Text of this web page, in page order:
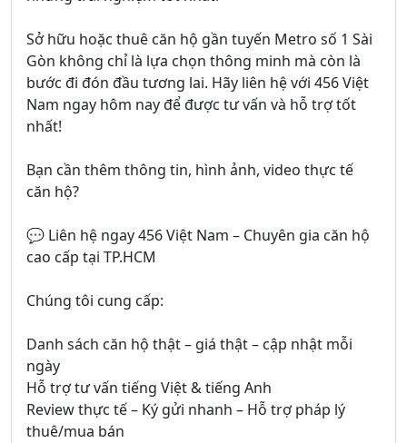
Sở hữu hoặc thuê căn hộ gần tuyến Metro số 1 Sài
Gòn không chỉ là lựa chọn thông minh mà còn là
bước đi đón đầu tương lai. Hãy liên hệ với 456 Việt
Nam ngay hôm nay để được tư vấn và hỗ trợ tốt
nhất!
Bạn cần thêm thông tin, hình ảnh, video thực tế
căn hộ?
💬 Liên hệ ngay 456 Việt Nam – Chuyên gia căn hộ
cao cấp tại TP.HCM
Chúng tôi cung cấp:
Danh sách căn hộ thật – giá thật – cập nhật mỗi
ngày
Hỗ trợ tư vấn tiếng Việt & tiếng Anh
Review thực tế – Ký gửi nhanh – Hỗ trợ pháp lý
thuê/mua bán